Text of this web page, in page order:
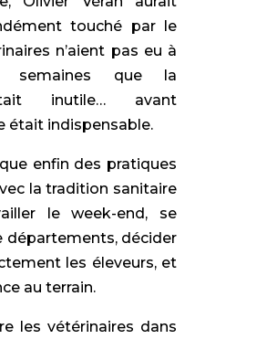
touché par le
n’aient pas eu à
semaines que la
inutile… avant
était indispensable.
enfin des pratiques
la tradition sanitaire
le week-end, se
départements, décider
les éleveurs, et
au terrain.
les vétérinaires dans